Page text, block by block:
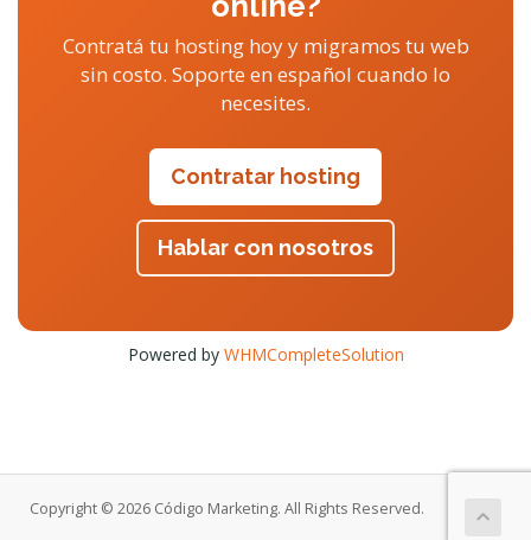
Contratá tu hosting hoy y migramos tu web
sin costo. Soporte en español cuando lo
necesites.
Contratar hosting
Hablar con nosotros
Powered by WHMCompleteSolution
Copyright © 2026 Código Marketing. All Rights Reserved.